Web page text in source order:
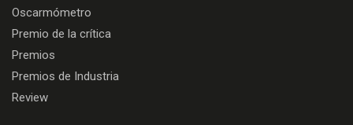
Oscarmómetro
Premio de la crítica
Premios
Premios de Industria
Review